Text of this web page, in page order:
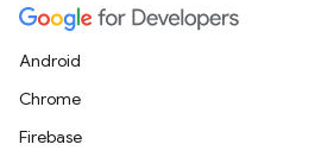
Android
Chrome
Firebase